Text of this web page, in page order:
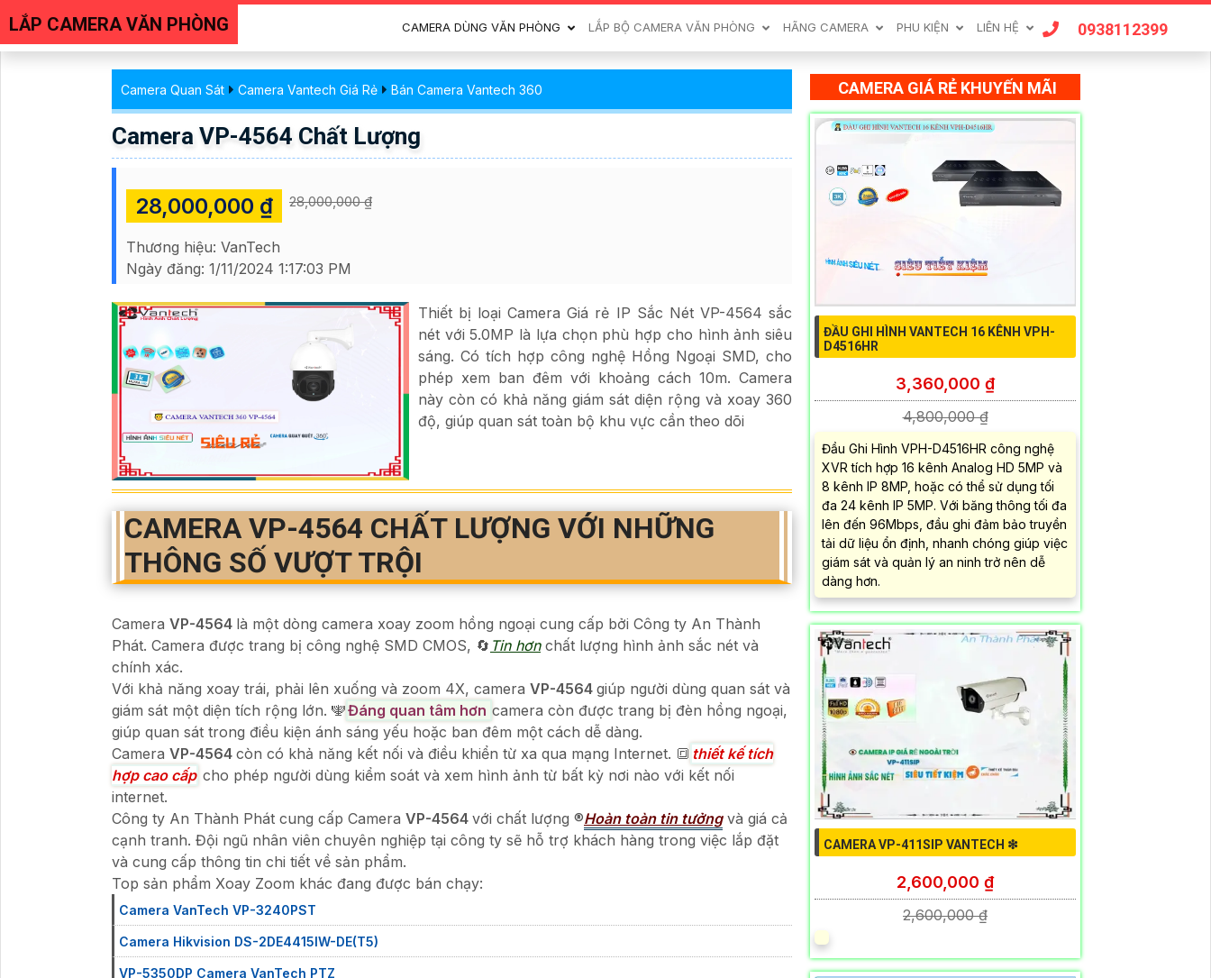
LẮP CAMERA VĂN PHÒNG CAMERA DÙNG VĂN PHÒNG LẮP BỘ CAMERA VĂN PHÒNG HÃNG CAMERA PHU KIỆN LIÊN HỆ 0938112399
Camera Quan Sát Camera Vantech Giá Rẻ Bán Camera Vantech 360
Camera VP-4564 Chất Lượng
28,000,000 ₫ 28,000,000 ₫
Thương hiệu: VanTech
Ngày đăng: 1/11/2024 1:17:03 PM
Thiết bị loại Camera Giá rẻ IP Sắc Nét VP-4564 sắc
nét với 5.0MP là lựa chọn phù hợp cho hình ảnh siêu
sáng. Có tích hợp công nghệ Hồng Ngoại SMD, cho
phép xem ban đêm với khoảng cách 10m. Camera
này còn có khả năng giám sát diện rộng và xoay 360
độ, giúp quan sát toàn bộ khu vực cần theo dõi
CAMERA VP-4564 CHẤT LƯỢNG VỚI NHỮNG
THÔNG SỐ VƯỢT TRỘI
Camera VP-4564 là một dòng camera xoay zoom hồng ngoại cung cấp bởi Công ty An Thành
Phát. Camera được trang bị công nghệ SMD CMOS, 🔄 Tin hơnchất lượng hình ảnh sắc nét và
chính xác.
Với khả năng xoay trái, phải lên xuống và zoom 4X, camera VP-4564 giúp người dùng quan sát và
giám sát một diện tích rộng lớn. 🕎Đáng quan tâm hơn camera còn được trang bị đèn hồng ngoại,
giúp quan sát trong điều kiện ánh sáng yếu hoặc ban đêm một cách dễ dàng.
Camera VP-4564 còn có khả năng kết nối và điều khiển từ xa qua mạng Internet. 🔳 thiết kế tích
hợp cao cấp cho phép người dùng kiểm soát và xem hình ảnh từ bất kỳ nơi nào với kết nối
internet.
Công ty An Thành Phát cung cấp Camera VP-4564 với chất lượng ®️Hoàn toàn tin tưởngvà giá cả
cạnh tranh. Đội ngũ nhân viên chuyên nghiệp tại công ty sẽ hỗ trợ khách hàng trong việc lắp đặt
và cung cấp thông tin chi tiết về sản phẩm.
Top sản phẩm Xoay Zoom khác đang được bán chạy:
Camera VanTech VP-3240PST
Camera Hikvision DS-2DE4415IW-DE(T5)
VP-5350DP Camera VanTech PTZ
CAMERA GIÁ RẺ KHUYẾN MÃI
ĐẦU GHI HÌNH VANTECH 16 KÊNH VPH-
D4516HR
3,360,000 ₫
4,800,000 ₫
Đầu Ghi Hình VPH-D4516HR công nghệ
XVR tích hợp 16 kênh Analog HD 5MP và
8 kênh IP 8MP, hoặc có thể sử dụng tối
đa 24 kênh IP 5MP. Với băng thông tối đa
lên đến 96Mbps, đầu ghi đảm bảo truyền
tải dữ liệu ổn định, nhanh chóng giúp việc
giám sát và quản lý an ninh trở nên dễ
dàng hơn.
CAMERA VP-411SIP VANTECH ❇
2,600,000 ₫
2,600,000 ₫